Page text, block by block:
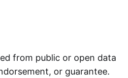
from public or open data
or guarantee.